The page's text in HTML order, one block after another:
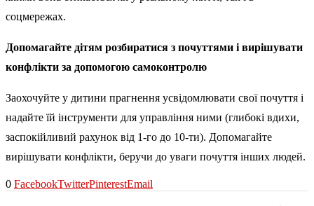
соцмережах.
Допомагайте дітям розбиратися з почуттями і вирішувати
конфлікти за допомогою самоконтролю
Заохочуйте у дитини прагнення усвідомлювати свої почуття і
надайте їй інструменти для управління ними (глибокі вдихи,
заспокійливий рахунок від 1-го до 10-ти). Допомагайте
вирішувати конфлікти, беручи до уваги почуття інших людей.
0 FacebookTwitterPinterestEmail